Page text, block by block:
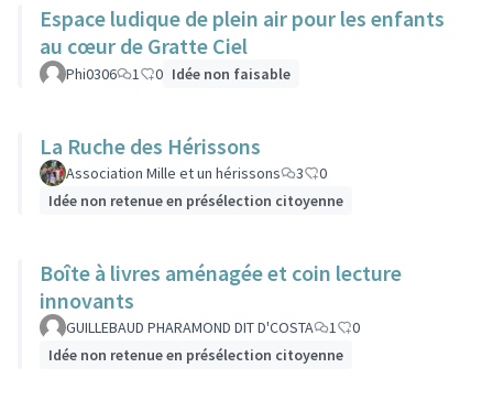
Espace ludique de plein air pour les enfants
au cœur de Gratte Ciel
Phi0306 1 0 Idée non faisable
La Ruche des Hérissons
Association Mille et un hérissons 3
0
Idée non retenue en présélection citoyenne
Boîte à livres aménagée et coin lecture
innovants
GUILLEBAUD PHARAMOND DIT D'COSTA 1
0
Idée non retenue en présélection citoyenne